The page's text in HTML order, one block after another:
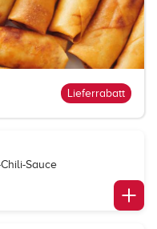
Lieferrabatt
Sauce